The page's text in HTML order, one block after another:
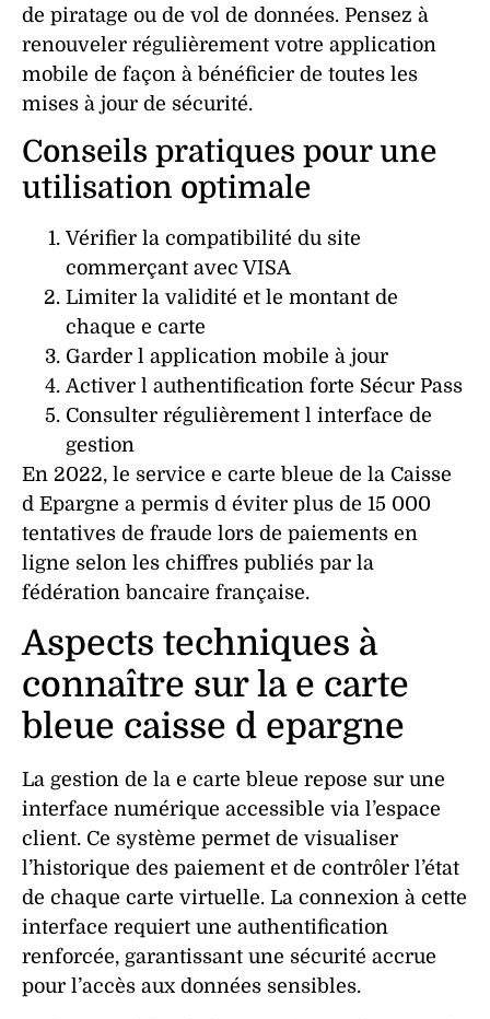
de piratage ou de vol de données. Pensez à
renouveler régulièrement votre application
mobile de façon à bénéficier de toutes les
mises à jour de sécurité.
Conseils pratiques pour une
utilisation optimale
Vérifier la compatibilité du site
commerçant avec VISA
Limiter la validité et le montant de
chaque e carte
Garder l application mobile à jour
Activer l authentification forte Sécur Pass
Consulter régulièrement l interface de
gestion
En 2022, le service e carte bleue de la Caisse
d Epargne a permis d éviter plus de 15 000
tentatives de fraude lors de paiements en
ligne selon les chiffres publiés par la
fédération bancaire française.
Aspects techniques à
connaître sur la e carte
bleue caisse d epargne
La gestion de la e carte bleue repose sur une
interface numérique accessible via l’espace
client. Ce système permet de visualiser
l’historique des paiement et de contrôler l’état
de chaque carte virtuelle. La connexion à cette
interface requiert une authentification
renforcée, garantissant une sécurité accrue
pour l’accès aux données sensibles.